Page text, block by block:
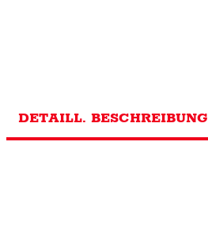
DETAILL. BESCHREIBUNG